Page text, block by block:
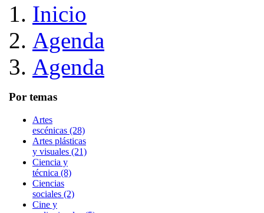
Inicio
Agenda
Agenda
Por temas
Artes
escénicas (28)
Artes plásticas
y visuales (21)
Ciencia y
técnica (8)
Ciencias
sociales (2)
Cine y